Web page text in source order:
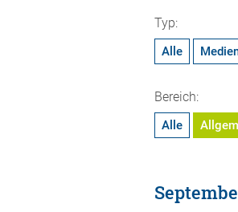
Typ:
Alle
Bereich:
Alle